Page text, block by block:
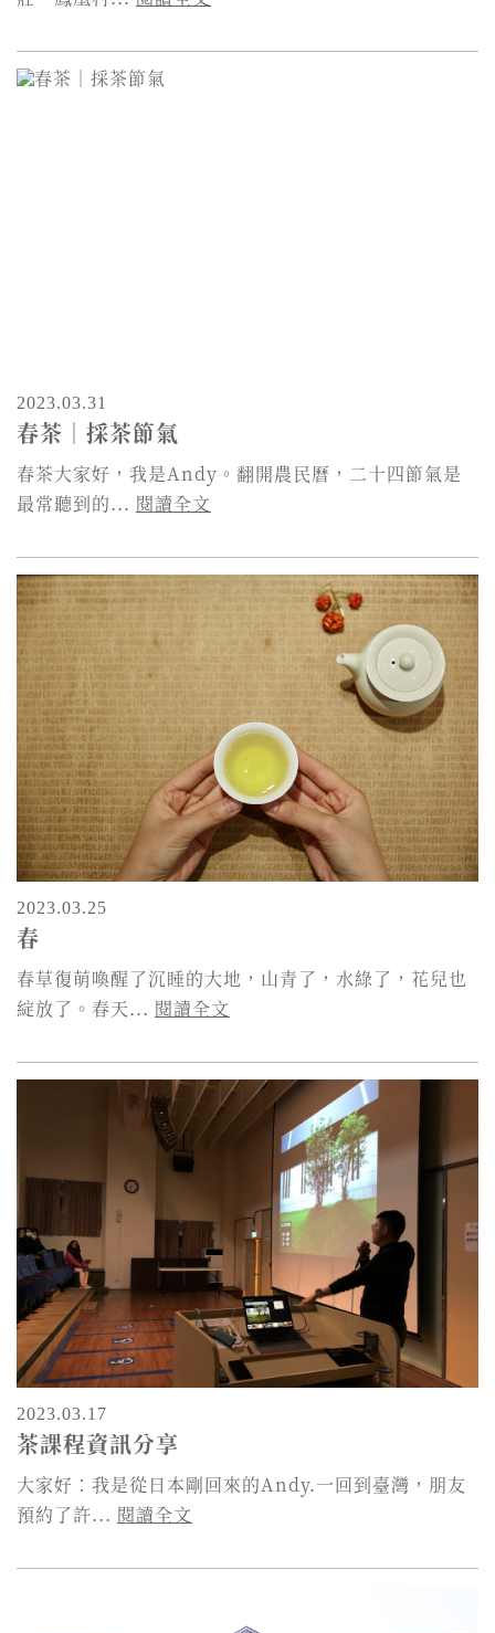
2023.03.31
春茶｜採茶節氣
春茶大家好，我是Andy。翻開農民曆，二十四節氣是
最常聽到的... 閱讀全文
2023.03.25
春
春草復萌喚醒了沉睡的大地，山青了，水綠了，花兒也
綻放了。春天... 閱讀全文
2023.03.17
茶課程資訊分享
大家好：我是從日本剛回來的Andy.一回到臺灣，朋友
預約了許... 閱讀全文